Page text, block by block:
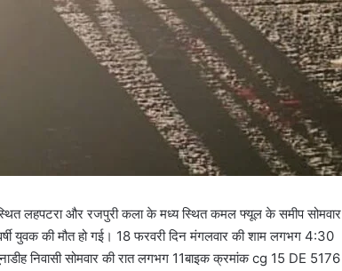
लहपटरा और रजपुरी कला के मध्य स्थित कमल फ्यूल के समीप सोमवार
युवक की मौत हो गई। 18 फरवरी दिन मंगलवार की शाम लगभग 4:30
निवासी सोमवार की रात लगभग 11बाइक क्रमांक cg 15 DE 5176